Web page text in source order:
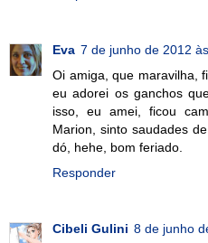
Eva 7 de junho de 2012
Oi amiga, que maravilha,
eu adorei os ganchos
isso, eu amei, ficou
Marion, sinto saudades
dó, hehe, bom feriado.
Responder
Cibeli Gulini 8 de junho